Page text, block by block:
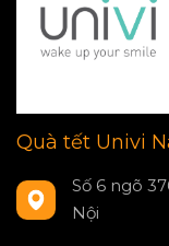
Quà tết Univi
Số 6 ngõ
Nội